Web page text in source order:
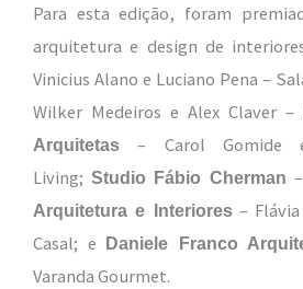
Para esta edição, foram
arquitetura e design de
Vinicius Alano e Luciano Pena –
Wilker Medeiros e Alex Claver
Arquitetas – Carol Gomide
Living; Studio Fábio Cherman
Arquitetura e Interiores– Flávia
Casal; e
Daniele Franco
Varanda Gourmet.